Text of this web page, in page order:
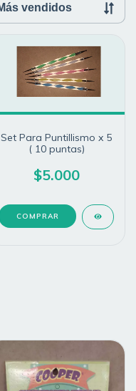
Set Para Puntillismo x 5
( 10 puntas)
$5.000